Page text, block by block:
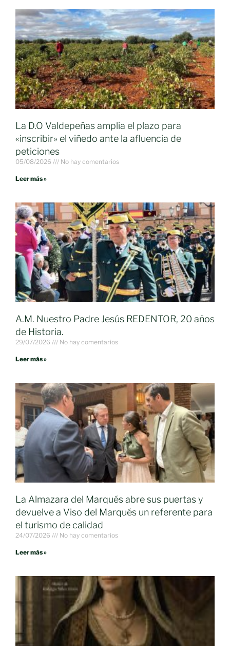
La D.O Valdepeñas amplia el plazo para
«inscribir» el viñedo ante la afluencia de
peticiones
05/08/2026 No hay comentarios
Leer más »
A.M. Nuestro Padre Jesús REDENTOR, 20 años
de Historia.
29/07/2026 No hay comentarios
Leer más »
La Almazara del Marqués abre sus puertas y
devuelve a Viso del Marqués un referente para
el turismo de calidad
24/07/2026 No hay comentarios
Leer más »